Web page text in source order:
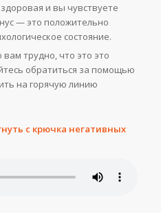
и вы чувствуете
— это положительно
состояние.
вам трудно, что это это
обратиться за помощью
на горячую линию
с крючка негативных